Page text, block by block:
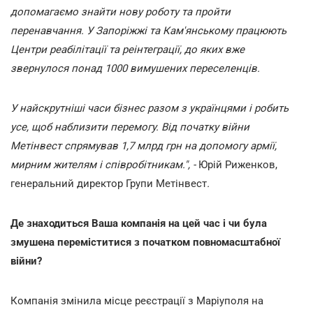
допомагаємо знайти нову роботу та пройти
перенавчання. У Запоріжжі та Кам'янському працюють
Центри реабілітації та реінтеграції, до яких вже
звернулося понад 1000 вимушених переселенців.
У найскрутніші часи бізнес разом з українцями і робить
усе, щоб наблизити перемогу. Від початку війни
Метінвест спрямував 1,7 млрд грн на допомогу армії,
мирним жителям і співробітникам.", - Юрій Риженков,
генеральний директор Групи Метінвест.
Де знаходиться Ваша компанія на цей час і чи була
змушена переміститися з початком повномасштабної
війни?
Компанія змінила місце реєстрації з Маріуполя на